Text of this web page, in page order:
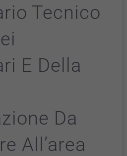
Tecnico
E Della
Da
All’area